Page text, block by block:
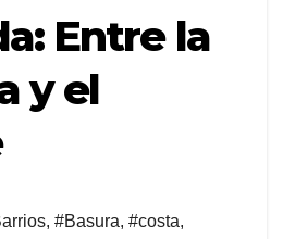
Entre la
y el
, #Basura, #costa,